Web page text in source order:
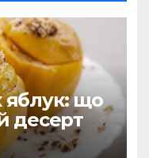
яблук: що
десерт